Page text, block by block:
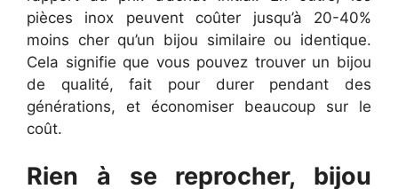
pièces inox peuvent coûter jusqu’à 20-40%
moins cher qu’un bijou similaire ou identique.
Cela signifie que vous pouvez trouver un bijou
de qualité, fait pour durer pendant des
générations, et économiser beaucoup sur le
coût.
Rien à se reprocher, bijou